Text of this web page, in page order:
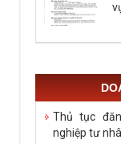
Thủ tục
nghiệp tư